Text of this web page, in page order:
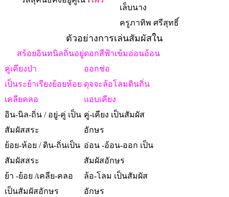
เล็บนาง
ครูภาทิพ ศรีสุทธิ์
ตัวอย่างการเล่นสัมผัสใน
สร้อยอินทนิลถิ่นอยู่
คู่เคียงป่า
ดอกสีฟ้าเข้มอ่อนอ้อน
ออกช่อ
เป็นระย้าเรียงย้อยห้อย
เคลียคลอ
ดุจจะล้อโลมดินถิ่น
แอบเคียง
อิน-นิล-ถิ่น/ อยู่-คู่ เป็น
สัมผัสสระ
คู่-เคียง เป็นสัมผัส
อักษร
ย้อย-ห้อย / ดิน-ถิ่นเป็น
สัมผัสสระ
อ่อน -อ้อน-ออก เป็น
สัมผัสอักษร
ย้า -ย้อย /เคลีย-คลอ
เป็นสัมผัสอักษร
ล้อ-โลม เป็นสัมผัส
อักษร